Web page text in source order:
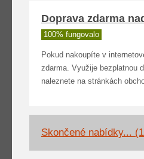
Doprava zdarma
100% fungovalo
Pokud nakoupíte v
zdarma. Využije bezplatnou
naleznete na stránkách
Skončené nabídky...